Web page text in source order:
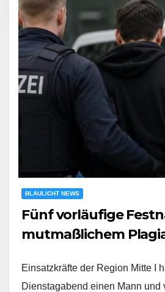
BLAULICHT NEWS
Fünf vorläufige
mutmaßlichem
Einsatzkräfte der Region Mitte I
Dienstagabend einen Mann und